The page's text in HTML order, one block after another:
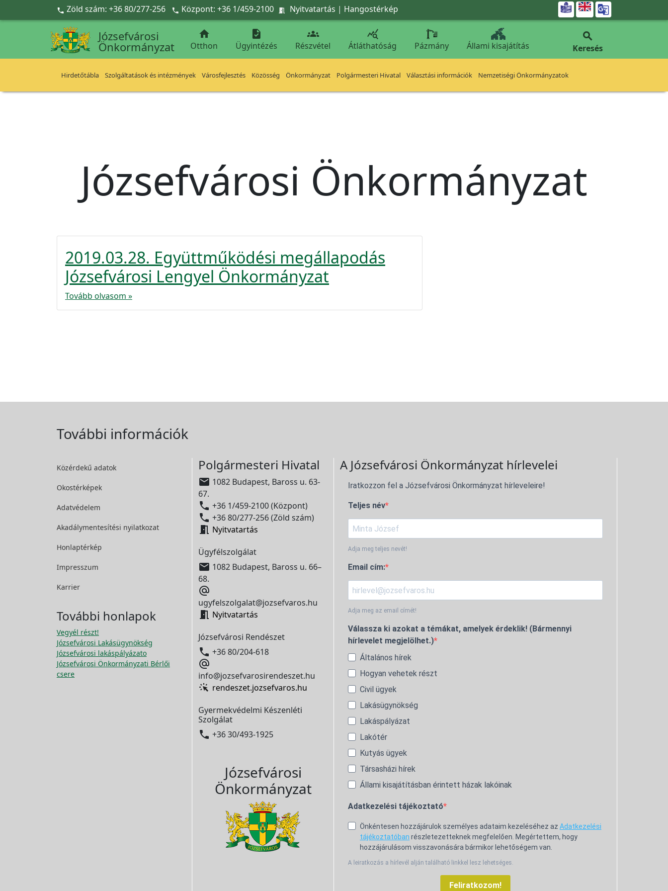
Ugrás a fő tartalomra
 Zöld szám: +36 80/277-256  Központ: +36 1/459-2100  Nyitvatartás | Hangostérkép 
Józsefvárosi
Önkormányzat

Otthon

Ügyintézés

Részvétel

Átláthatóság Pázmány Állami kisajátítás

Keresés
Hirdetőtábla Szolgáltatások és intézmények Városfejlesztés Közösség Önkormányzat Polgármesteri Hivatal Választási információk Nemzetiségi Önkormányzatok
Józsefvárosi Önkormányzat
2019.03.28. Együttműködési megállapodás
Józsefvárosi Lengyel Önkormányzat
Tovább olvasom »
További információk
Közérdekű adatok
Okostérképek
Adatvédelem
Akadálymentesítési nyilatkozat
Honlaptérkép
Impresszum
Karrier
További honlapok
Vegyél részt!
Józsefvárosi Lakásügynökség
Józsefvárosi lakáspályázato
Józsefvárosi Önkormányzati Bérlői
csere
Polgármesteri Hivatal
 1082 Budapest, Baross u. 63-
67.
 +36 1/459-2100 (Központ)
 +36 80/277-256 (Zöld szám)
 Nyitvatartás
Ügyfélszolgálat
 1082 Budapest, Baross u. 66–
68.

ugyfelszolgalat@jozsefvaros.hu
 Nyitvatartás
Józsefvárosi Rendészet
 +36 80/204-618

info@jozsefvarosirendeszet.hu
rendeszet.jozsefvaros.hu
Gyermekvédelmi Készenléti
Szolgálat
 +36 30/493-1925
Józsefvárosi
Önkormányzat
A Józsefvárosi Önkormányzat hírlevelei
Iratkozzon fel a Józsefvárosi Önkormányzat hírleveleire!
Teljes név
Adja meg teljes nevét!
Email cím:
Adja meg az email címét!
Válassza ki azokat a témákat, amelyek érdeklik! (Bármennyi
hírlevelet megjelölhet.)
Általános hírek
Hogyan vehetek részt
Civil ügyek
Lakásügynökség
Lakáspályázat
Lakótér
Kutyás ügyek
Társasházi hírek
Állami kisajátításban érintett házak lakóinak
Adatkezelési tájékoztató
Önkéntesen hozzájárulok személyes adataim kezeléséhez az Adatkezelési
tájékoztatóban részletezetteknek megfelelően. Megértettem, hogy
hozzájárulásom visszavonására bármikor lehetőségem van.
A leiratkozás a hírlevél alján található linkkel lesz lehetséges.
Feliratkozom!